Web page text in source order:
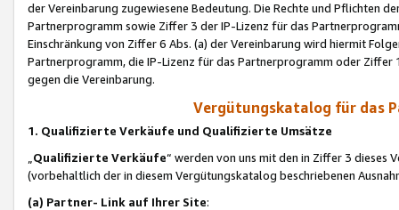
der Vereinbarung zugewiesene Bedeutung. Die Rechte und Pflichten
Partnerprogramm sowie Ziffer 3 der IP-Lizenz für das
Einschränkung von Ziffer 6 Abs. (a) der Vereinbarung wird hiermit
Partnerprogramm, die IP-Lizenz für das Partnerprogramm oder
gegen die Vereinbarung.
Vergütungskatalog für das
1. Qualifizierte Verkäufe und Qualifizierte Umsätze
Qualifizierte Verkäufe“ werden von uns mit den in Ziffer 3
(vorbehaltlich der in diesem Vergütungskatalog beschriebenen
(a) Partner- Link auf Ihrer Site: